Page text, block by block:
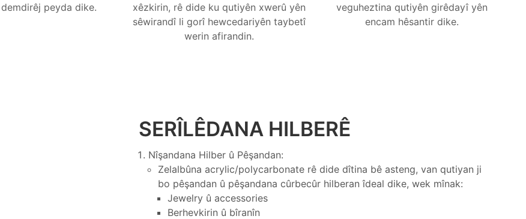
peyda dike.
xêzkirin, rê dide ku qutiyên xwerû yên
sêwirandî li gorî hewcedariyên taybetî
werin afirandin.
veguheztina qutiyên girêdayî yên
encam hêsantir dike.
SERÎLÊDANA HILBERÊ
Nîşandana Hilber û Pêşandan:
Zelalbûna acrylic/polycarbonate rê dide dîtina bê asteng, van qutiyan ji
bo pêşandan û pêşandana cûrbecûr hilberan îdeal dike, wek mînak:
Jewelry û accessories
Berhevkirin û bîranîn